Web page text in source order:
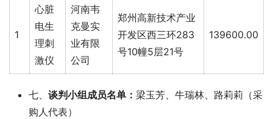
1
心脏
电生
理刺
激仪
河南韦
克曼实
业有限
公司
郑州高新技术产业
开发区西三环283
号10幢5层21号
139600.00
七、 谈判小组成员名单： 梁玉芳、牛瑞林、路莉莉（采
购人代表）